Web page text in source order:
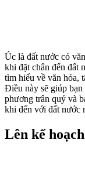
Úc là đất nước có
khi đặt chân đến đất
tìm hiểu về văn hóa,
Điều này sẽ giúp
phương trân quý và
khi đến với đất nước
Lên kế